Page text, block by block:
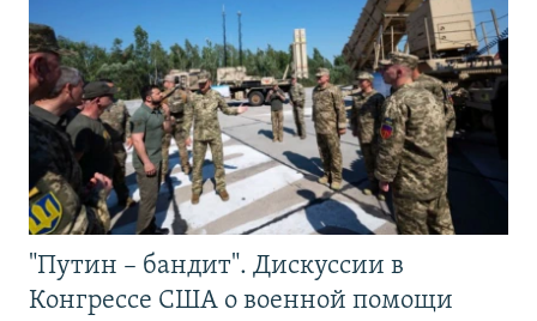
"Путин – бандит". Дискуссии в
Конгрессе США о военной помощи